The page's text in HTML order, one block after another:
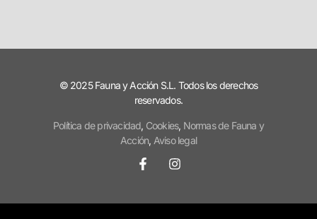
© 2025 Fauna y Acción S.L. Todos los derechos
reservados.
Política de privacidad, Cookies, Normas de Fauna y
Acción, Aviso legal